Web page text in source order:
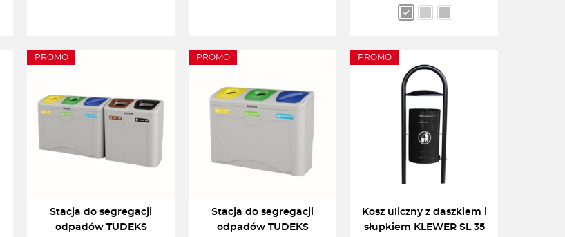
WYBIERZ OPCJĘ DODAJ DO KOSZYKA
cena
wynosiła:
cena
wynosi:
WYBIERZ OPCJĘ
PROMO
Stacja do segregacji
odpadów TUDEKS
PROMO
Stacja do segregacji
odpadów TUDEKS
PROMO
Kosz uliczny z daszkiem i
słupkiem KLEWER SL 35